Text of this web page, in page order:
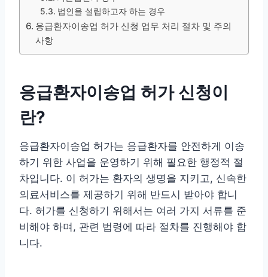
법인을 설립하고자 하는 경우
응급환자이송업 허가 신청 업무 처리 절차 및 주의
사항
응급환자이송업 허가 신청이
란?
응급환자이송업 허가는 응급환자를 안전하게 이송
하기 위한 사업을 운영하기 위해 필요한 행정적 절
차입니다. 이 허가는 환자의 생명을 지키고, 신속한
의료서비스를 제공하기 위해 반드시 받아야 합니
다. 허가를 신청하기 위해서는 여러 가지 서류를 준
비해야 하며, 관련 법령에 따라 절차를 진행해야 합
니다.